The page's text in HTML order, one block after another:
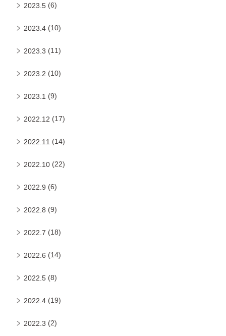
2023.5 (6)
2023.4 (10)
2023.3 (11)
2023.2 (10)
2023.1 (9)
2022.12 (17)
2022.11 (14)
2022.10 (22)
2022.9 (6)
2022.8 (9)
2022.7 (18)
2022.6 (14)
2022.5 (8)
2022.4 (19)
2022.3 (2)